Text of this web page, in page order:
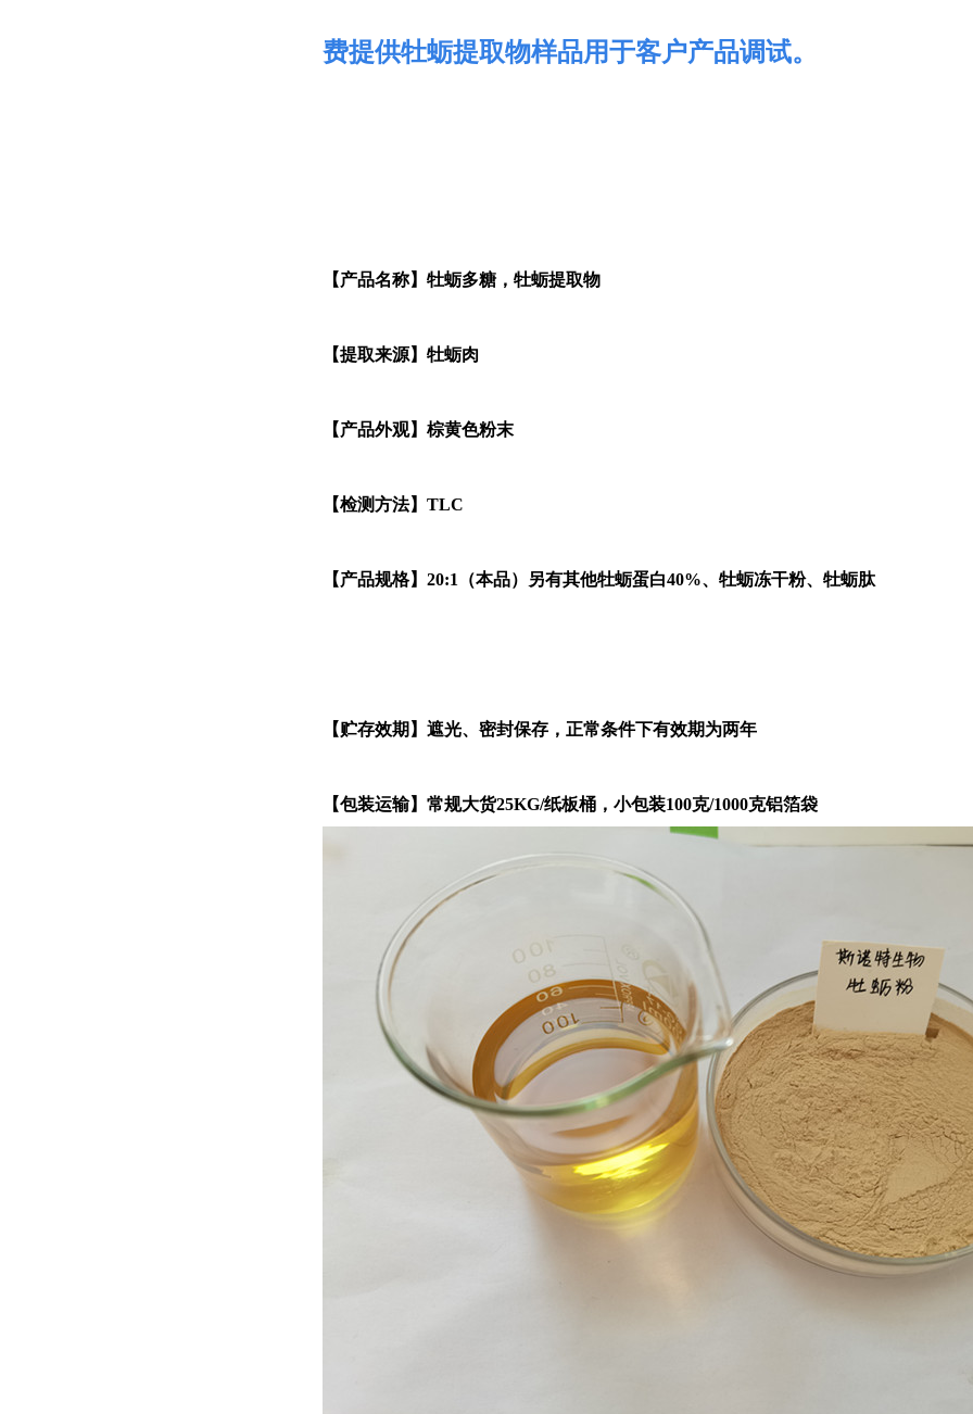
费提供牡蛎提取物样品用于客户产品调试。
【产品名称】牡蛎多糖，牡蛎提取物
【提取来源】牡蛎肉
【产品外观】棕黄色粉末
【检测方法】TLC
【产品规格】20:1（本品）另有其他牡蛎蛋白40%、牡蛎冻干粉、牡蛎肽
【贮存效期】遮光、密封保存，正常条件下有效期为两年
【包装运输】常规大货25KG/纸板桶，小包装100克/1000克铝箔袋